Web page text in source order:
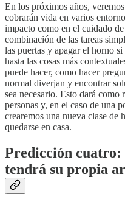
En los próximos años,
cobrarán vida en varios
impacto como en el cuidado
combinación de las tareas
las puertas y apagar el horno
hasta las cosas más
puede hacer, como hacer
normal diverjan y encontrar
sea necesario. Esto dará
personas y, en el caso de una
crearemos una nueva clase de
quedarse en casa.
Predicción
tendrá su propia